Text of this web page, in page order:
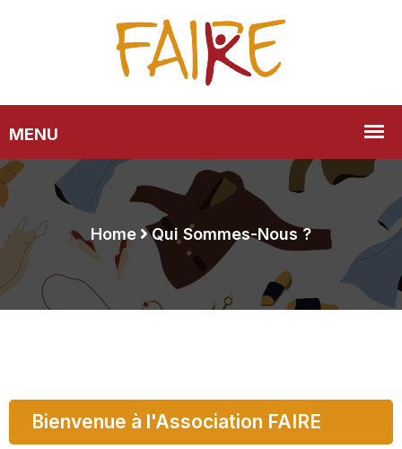
Home Qui Sommes-Nous ?
Bienvenue à l'Association FAIRE